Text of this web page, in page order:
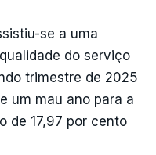
se a uma
do serviço
trimestre de 2025
um mau ano para a
de 17,97 por cento